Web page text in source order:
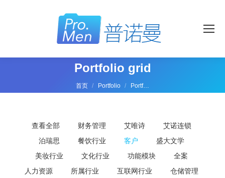
Portfolio grid
您在这里：
首页 Portfolio Portf…
查看全部 财务管理 艾唯诗
艾诺连锁
泊瑞思
餐饮行业 客户
盛大文学
美妆行业
文化行业 功能模块
全案
人力资源
所属行业 互联网行业
仓储管理